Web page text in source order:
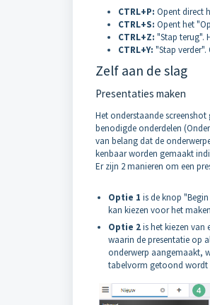
CTRL+P: Opent direct
CTRL+S: Opent het
CTRL+Z: "Stap terug".
CTRL+Y: "Stap verder".
Zelf aan de slag
Presentaties maken
Het onderstaande screenshot
benodigde onderdelen
van belang dat de
kenbaar worden gemaakt
Er zijn 2 manieren om een
Optie 1 is de knop
kan kiezen voor het
Optie 2is het kiezen van
waarin de presentatie op
onderwerp aangemaakt,
tabelvorm getoond wordt